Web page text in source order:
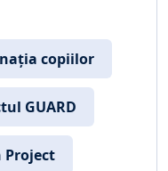
copiilor
GUARD
Project